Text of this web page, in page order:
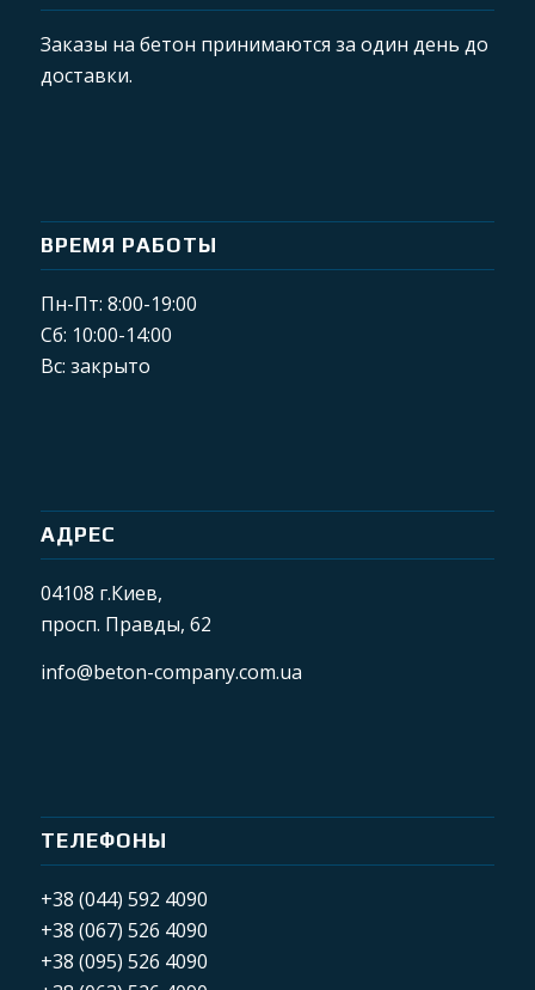
Заказы на бетон принимаются за один день до
доставки.
ВРЕМЯ РАБОТЫ
Пн-Пт: 8:00-19:00
Сб: 10:00-14:00
Вс: закрыто
АДРЕС
04108 г.Киев,
просп. Правды, 62
info@beton-company.com.ua
ТЕЛЕФОНЫ
+38 (044) 592 4090
+38 (067) 526 4090
+38 (095) 526 4090